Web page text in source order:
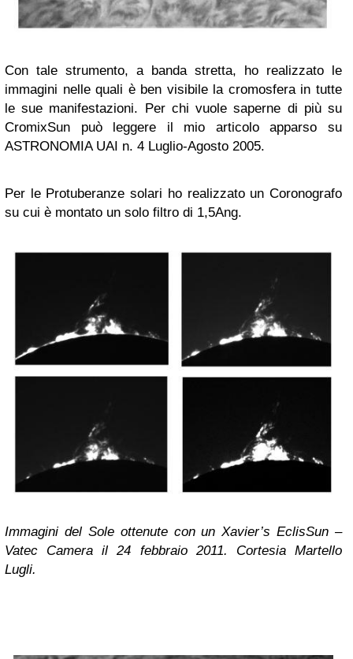
Con tale strumento, a banda stretta, ho realizzato le
immagini nelle quali è ben visibile la cromosfera in tutte
le sue manifestazioni. Per chi vuole saperne di più su
CromixSun può leggere il mio articolo apparso su
ASTRONOMIA UAI n. 4 Luglio-Agosto 2005.
Per le Protuberanze solari ho realizzato un Coronografo
su cui è montato un solo filtro di 1,5Ang.
Immagini del Sole ottenute con un Xavier’s EclisSun –
Vatec Camera il 24 febbraio 2011. Cortesia Martello
Lugli.